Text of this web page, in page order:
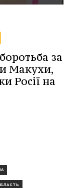
за
Макухи,
Росії на